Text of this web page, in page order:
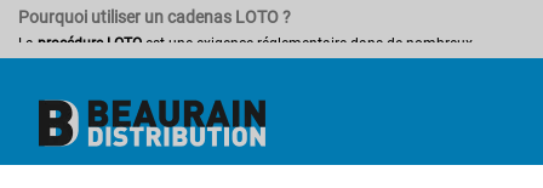
Pourquoi utiliser un cadenas LOTO ?
La procédure LOTO est une exigence réglementaire dans de nombreux
secteurs industriels. Elle repose sur le principe simple mais fondamental de
cadenas de consignationest l'outil central de cette procédure : résistant à
la corrosion, aux chocs et aux environnements difficiles, il est conçu pour
durer et pour garantir une sécurité sans compromis. Sa conception robuste —